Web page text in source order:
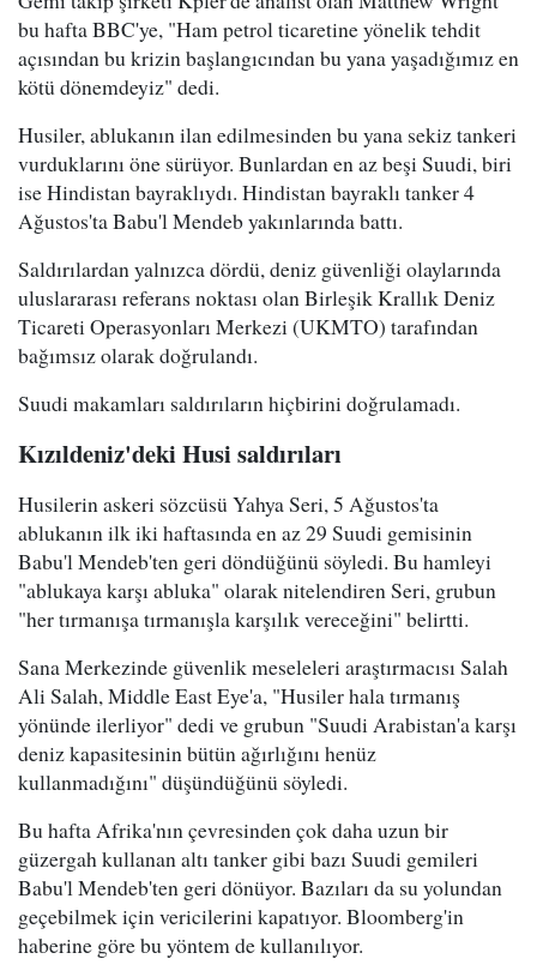
bu hafta BBC'ye, "Ham petrol ticaretine yönelik tehdit
açısından bu krizin başlangıcından bu yana yaşadığımız en
kötü dönemdeyiz" dedi.
Husiler, ablukanın ilan edilmesinden bu yana sekiz tankeri
vurduklarını öne sürüyor. Bunlardan en az beşi Suudi, biri
ise Hindistan bayraklıydı. Hindistan bayraklı tanker 4
Ağustos'ta Babu'l Mendeb yakınlarında battı.
Saldırılardan yalnızca dördü, deniz güvenliği olaylarında
uluslararası referans noktası olan Birleşik Krallık Deniz
Ticareti Operasyonları Merkezi (UKMTO) tarafından
bağımsız olarak doğrulandı.
Suudi makamları saldırıların hiçbirini doğrulamadı.
Kızıldeniz'deki Husi saldırıları
Husilerin askeri sözcüsü Yahya Seri, 5 Ağustos'ta
ablukanın ilk iki haftasında en az 29 Suudi gemisinin
Babu'l Mendeb'ten geri döndüğünü söyledi. Bu hamleyi
"ablukaya karşı abluka" olarak nitelendiren Seri, grubun
"her tırmanışa tırmanışla karşılık vereceğini" belirtti.
Sana Merkezinde güvenlik meseleleri araştırmacısı Salah
Ali Salah, Middle East Eye'a, "Husiler hala tırmanış
yönünde ilerliyor" dedi ve grubun "Suudi Arabistan'a karşı
deniz kapasitesinin bütün ağırlığını henüz
kullanmadığını" düşündüğünü söyledi.
Bu hafta Afrika'nın çevresinden çok daha uzun bir
güzergah kullanan altı tanker gibi bazı Suudi gemileri
Babu'l Mendeb'ten geri dönüyor. Bazıları da su yolundan
geçebilmek için vericilerini kapatıyor. Bloomberg'in
haberine göre bu yöntem de kullanılıyor.